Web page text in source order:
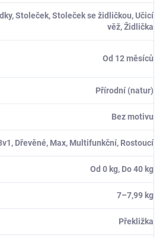
Stoleček, Stoleček se židličkou, Učicí
věž, Židlička
Od 12 měsíců
Přírodní (natur)
Bez motivu
Dřevěné, Max, Multifunkční, Rostoucí
Od 0 kg, Do 40 kg
7–⁠7,99 kg
Překližka